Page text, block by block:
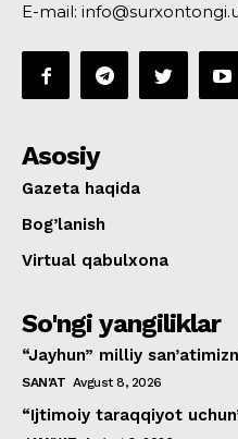
E-mail:
Asosiy
Gazeta haqida
Bog’lanish
Virtual qabulxona
So'ngi yangiliklar
“Jayhun” milliy
SAN'AT Avgust 8, 2026
“Ijtimoiy taraqqiyot